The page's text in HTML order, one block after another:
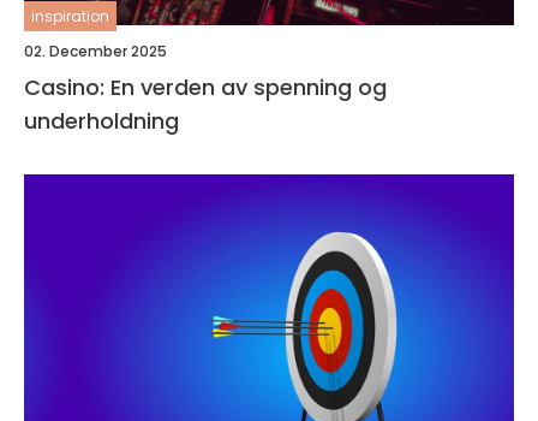
inspiration
02. December 2025
Casino: En verden av spenning og
underholdning